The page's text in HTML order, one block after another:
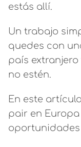
estás allí.
Un trabajo
quedes con
país
no estén.
En este
pair en